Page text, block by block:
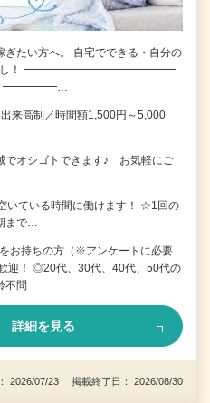
ぎたい方へ。 自宅でできる・自分の
マなし！ ━━━━━━━━━━━━━━
━━━━━…
来高制／時間額1,500円～5,000
でオシゴトできます♪ お気軽にご
いている時間に働けます！ ☆1回の
まで…
お持ちの方（※アンケートに必要
迎！ ◎20代、30代、40代、50代の
不問
詳細を見る
2026/07/23 掲載終了日： 2026/08/30